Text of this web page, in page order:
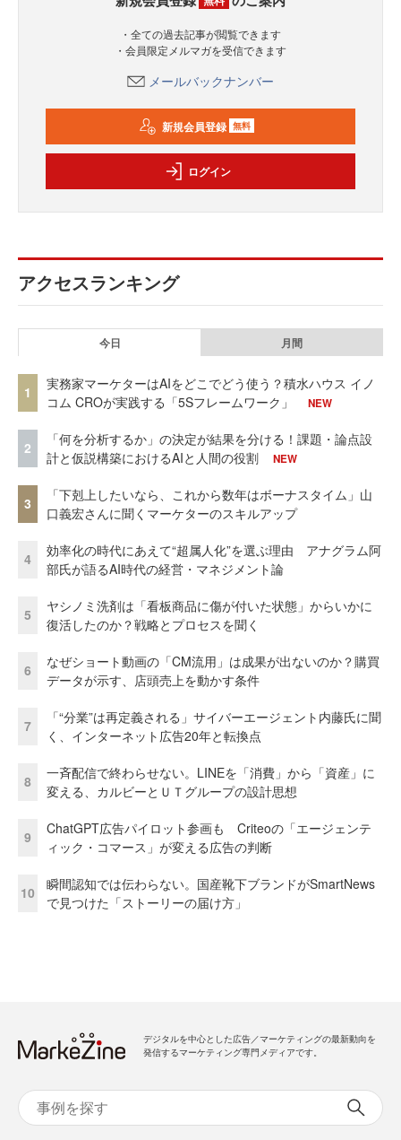
・全ての過去記事が閲覧できます
・会員限定メルマガを受信できます
メールバックナンバー
新規会員登録 無料
ログイン
アクセスランキング
今日 月間
1
実務家マーケターはAIをどこでどう使う？積水ハウス イノ
コム CROが実践する「5Sフレームワーク」
NEW
2
「何を分析するか」の決定が結果を分ける！課題・論点設
計と仮説構築におけるAIと人間の役割
NEW
3
「下剋上したいなら、これから数年はボーナスタイム」山
口義宏さんに聞くマーケターのスキルアップ
4
効率化の時代にあえて“超属人化”を選ぶ理由 アナグラム阿
部氏が語るAI時代の経営・マネジメント論
5
ヤシノミ洗剤は「看板商品に傷が付いた状態」からいかに
復活したのか？戦略とプロセスを聞く
6
なぜショート動画の「CM流用」は成果が出ないのか？購買
データが示す、店頭売上を動かす条件
7
「“分業”は再定義される」サイバーエージェント内藤氏に聞
く、インターネット広告20年と転換点
8
一斉配信で終わらせない。LINEを「消費」から「資産」に
変える、カルビーとＵＴグループの設計思想
9
ChatGPT広告パイロット参画も Criteoの「エージェンテ
ィック・コマース」が変える広告の判断
10
瞬間認知では伝わらない。国産靴下ブランドがSmartNews
で見つけた「ストーリーの届け方」
デジタルを中心とした広告／マーケティングの最新動向を
発信するマーケティング専門メディアです。